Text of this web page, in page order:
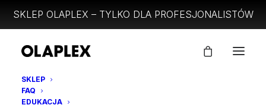
SKLEP OLAPLEX – TYLKO DLA PROFESJONALISTÓW
SKLEP
FAQ
EDUKACJA